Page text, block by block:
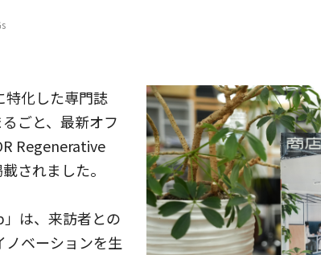
特化した専門誌
ごと、最新オフ
Regenerative
されました。
」は、来訪者との
ノベーションを生